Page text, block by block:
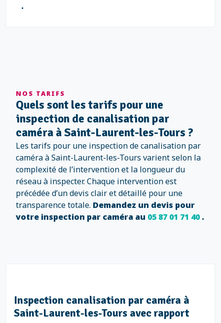
.
NOS TARIFS
Quels sont les tarifs pour une
inspection de canalisation par
caméra à Saint-Laurent-les-Tours ?
Les tarifs pour une inspection de canalisation par
caméra à Saint-Laurent-les-Tours varient selon la
complexité de l’intervention et la longueur du
réseau à inspecter. Chaque intervention est
précédée d’un devis clair et détaillé pour une
transparence totale. Demandez un devis pour
votre inspection par caméra au 05 87 01 71 40.
Inspection canalisation par caméra à
Saint-Laurent-les-Tours avec rapport